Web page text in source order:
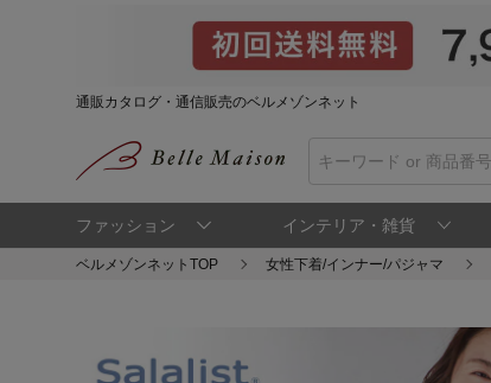
通販カタログ・通信販売のベルメゾンネット
ファッション インテリア・雑貨
ベルメゾンネットTOP 女性下着/インナー/パジャマ